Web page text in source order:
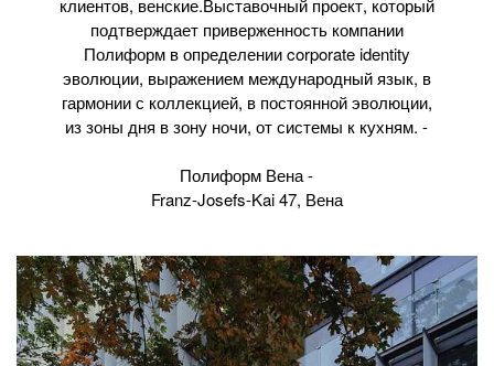
клиентов, венские.Выставочный проект, который
подтверждает приверженность компании
Полиформ в определении corporate identity
эволюции, выражением международный язык, в
гармонии с коллекцией, в постоянной эволюции,
из зоны дня в зону ночи, от системы к кухням. -
Полиформ Вена -
Franz-Josefs-Kai 47, Вена